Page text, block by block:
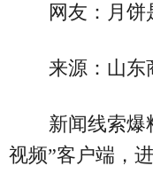
网友：月饼
来源：山东
新闻线索爆
视频”客户端，